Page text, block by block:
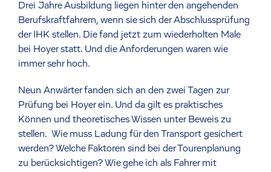
Drei Jahre Ausbildung liegen hinter den angehenden
Berufskraftfahrern, wenn sie sich der Abschlussprüfung
der IHK stellen. Die fand jetzt zum wiederholten Male
bei Hoyer statt. Und die Anforderungen waren wie
immer sehr hoch.
Neun Anwärter fanden sich an den zwei Tagen zur
Prüfung bei Hoyer ein. Und da gilt es praktisches
Können und theoretisches Wissen unter Beweis zu
stellen. Wie muss Ladung für den Transport gesichert
werden? Welche Faktoren sind bei der Tourenplanung
zu berücksichtigen? Wie gehe ich als Fahrer mit